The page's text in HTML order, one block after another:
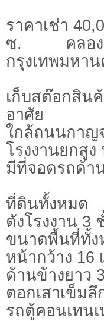
ราคาเช่า
ซ. คลอง
กรุงเทพมหาน
เก็บสต๊อกสิน
อาศัย
ใกล้ถนนกาญ
โรงงานยกสูง
มีที่จอดรถด้า
ที่ดินทั้งหมด
ตังโรงงาน 3
ขนาดพื้นที่ทั้ง
หน้ากว้าง 16
ด้านข้างยาว
ตอกเสาเข็ม
รถตู้คอนเทน